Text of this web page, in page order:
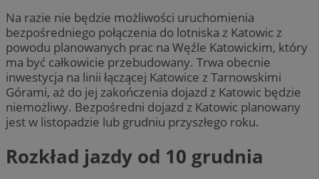
Na razie nie będzie możliwości uruchomienia
bezpośredniego połączenia do lotniska z Katowic z
powodu planowanych prac na Węźle Katowickim, który
ma być całkowicie przebudowany. Trwa obecnie
inwestycja na linii łączącej Katowice z Tarnowskimi
Górami, aż do jej zakończenia dojazd z Katowic będzie
niemożliwy. Bezpośredni dojazd z Katowic planowany
jest w listopadzie lub grudniu przyszłego roku.
Rozkład jazdy od 10 grudnia